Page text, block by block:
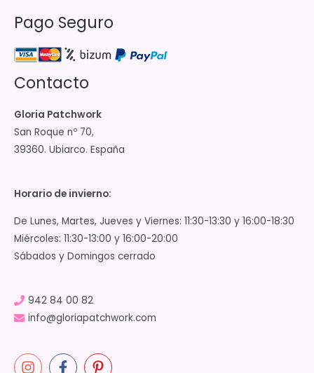
Pago Seguro
Contacto
Gloria Patchwork
San Roque nº 70,
39360. Ubiarco. España
Horario de invierno:
De Lunes, Martes, Jueves y Viernes: 11:30-13:30 y 16:00-18:30
Miércoles: 11:30-13:00 y 16:00-20:00
Sábados y Domingos cerrado
942 84 00 82
info@gloriapatchwork.com